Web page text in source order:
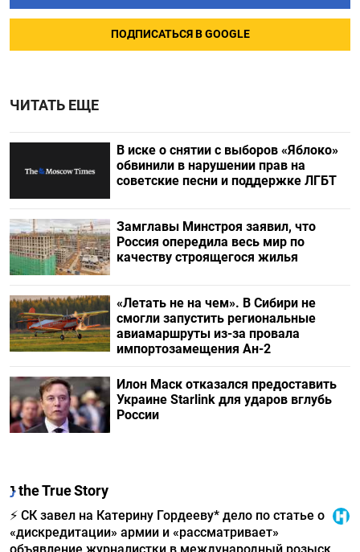
ПОДПИСАТЬСЯ В GOOGLE
ЧИТАТЬ ЕЩЕ
В иске о снятии с выборов «Яблоко»
обвинили в нарушении прав на
советские песни и поддержке ЛГБТ
Замглавы Минстроя заявил, что
Россия опередила весь мир по
качеству строящегося жилья
«Летать не на чем». В Сибири не
смогли запустить региональные
авиамаршруты из-за провала
импортозамещения Ан-2
Илон Маск отказался предоставить
Украине Starlink для ударов вглубь
России